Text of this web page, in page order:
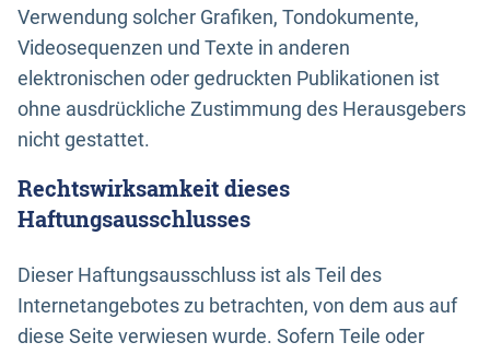
Verwendung solcher Grafiken, Tondokumente,
Videosequenzen und Texte in anderen
elektronischen oder gedruckten Publikationen ist
ohne ausdrückliche Zustimmung des Herausgebers
nicht gestattet.
Rechtswirksamkeit dieses
Haftungsausschlusses
Dieser Haftungsausschluss ist als Teil des
Internetangebotes zu betrachten, von dem aus auf
diese Seite verwiesen wurde. Sofern Teile oder